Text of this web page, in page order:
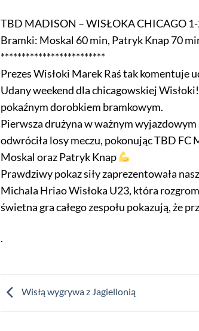
TBD MADISON – WISŁOKA CHICAGO 1-
Bramki: Moskal 60 min, Patryk Knap 70
*************************
Prezes Wisłoki Marek Raś tak komentuje
Udany weekend dla chicagowskiej
pokaźnym dorobkiem bramkowym.
Pierwsza drużyna w ważnym
odwróciła losy meczu, pokonując TBD
Moskal oraz Patryk Knap
Prawdziwy pokaz siły zaprezentowała
Michala Hriao Wisłoka U23, która
świetna gra całego zespołu pokazują, że
.
Wisłą wygrywa z Jagiellonią